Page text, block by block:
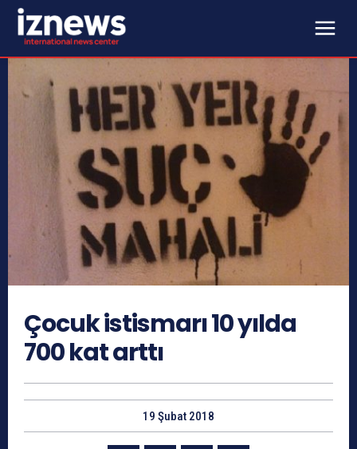
Çocuk istismarı 10 yılda
700 kat arttı
19 Şubat 2018